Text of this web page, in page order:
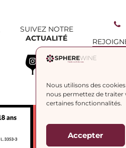
Nous utilisons des
nous permettez de traiter
certaines fonctionnalités.
Accepter
SUIVEZ NOTRE
ACTUALITÉ
Instagram WhatsApp LinkedIn